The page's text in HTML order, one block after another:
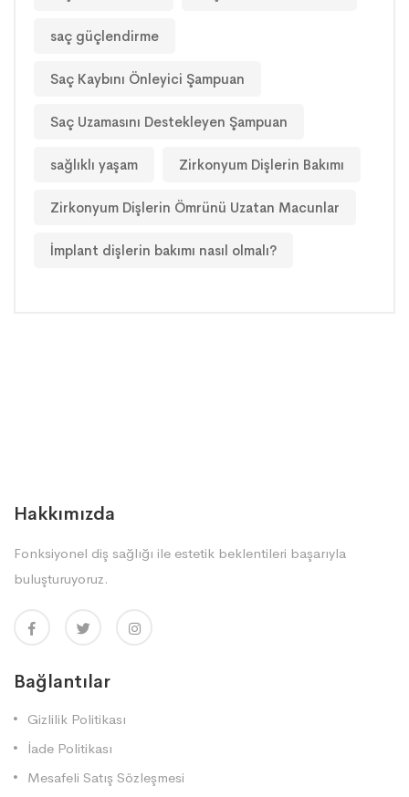
saç güçlendirme
Saç Kaybını Önleyici Şampuan
Saç Uzamasını Destekleyen Şampuan
sağlıklı yaşam Zirkonyum Dişlerin Bakımı
Zirkonyum Dişlerin Ömrünü Uzatan Macunlar
İmplant dişlerin bakımı nasıl olmalı?
Hakkımızda
Fonksiyonel diş sağlığı ile estetik beklentileri başarıyla
buluşturuyoruz.
Bağlantılar
Gizlilik Politikası
İade Politikası
Mesafeli Satış Sözleşmesi